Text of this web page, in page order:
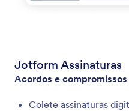
Jotform Assinaturas
Acordos e compromissos
Colete assinaturas